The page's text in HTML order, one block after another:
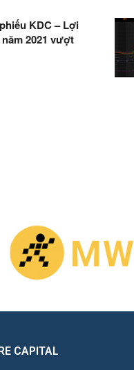
KDC – Lợi
2021 vượt
CAPITAL